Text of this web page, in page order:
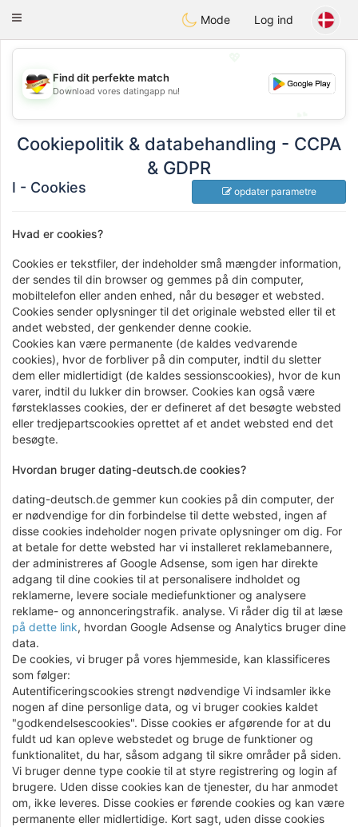
DeutschDating
Toggle
Mode Log ind
💕
Find dit perfekte match
Download vores datingapp nu!
Cookiepolitik & databehandling - CCPA
& GDPR
I - Cookies opdater parametre
Hvad er cookies?
Cookies er tekstfiler, der indeholder små mængder information,
der sendes til din browser og gemmes på din computer,
mobiltelefon eller anden enhed, når du besøger et websted.
Cookies sender oplysninger til det originale websted eller til et
andet websted, der genkender denne cookie.
Cookies kan være permanente (de kaldes vedvarende
cookies), hvor de forbliver på din computer, indtil du sletter
dem eller midlertidigt (de kaldes sessionscookies), hvor de kun
varer, indtil du lukker din browser. Cookies kan også være
førsteklasses cookies, der er defineret af det besøgte websted
eller tredjepartscookies oprettet af et andet websted end det
besøgte.
Hvordan bruger dating-deutsch.de cookies?
dating-deutsch.de gemmer kun cookies på din computer, der
er nødvendige for din forbindelse til dette websted, ingen af ​​
disse cookies indeholder nogen private oplysninger om dig. For
at betale for dette websted har vi installeret reklamebannere,
der administreres af Google Adsense, som igen har direkte
adgang til dine cookies til at personalisere indholdet og
reklamerne, levere sociale mediefunktioner og analysere
reklame- og annonceringstrafik. analyse. Vi råder dig til at læse
på dette link, hvordan Google Adsense og Analytics bruger dine
data.
De cookies, vi bruger på vores hjemmeside, kan klassificeres
som følger:
Autentificeringscookies strengt nødvendige Vi indsamler ikke
nogen af ​​dine personlige data, og vi bruger cookies kaldet
"godkendelsescookies". Disse cookies er afgørende for at du
fuldt ud kan opleve webstedet og bruge de funktioner og
funktionalitet, du har, såsom adgang til sikre områder på siden.
Vi bruger denne type cookie til at styre registrering og login af
brugere. Uden disse cookies kan de tjenester, du har anmodet
om, ikke leveres. Disse cookies er førende cookies og kan være
permanente eller midlertidige. Kort sagt, uden disse cookies